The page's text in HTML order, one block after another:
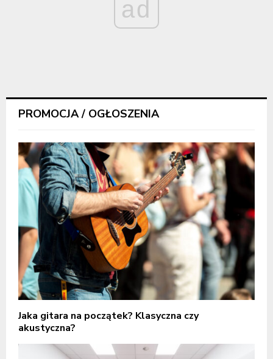
ad
PROMOCJA / OGŁOSZENIA
Jaka gitara na początek? Klasyczna czy
akustyczna?